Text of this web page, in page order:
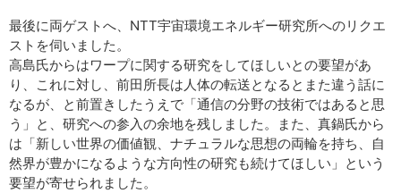
最後に両ゲストへ、NTT宇宙環境エネルギー研究所へのリクエ
ストを伺いました。
高島氏からはワープに関する研究をしてほしいとの要望があ
り、これに対し、前田所長は人体の転送となるとまた違う話に
なるが、と前置きしたうえで「通信の分野の技術ではあると思
う」と、研究への参入の余地を残しました。また、真鍋氏から
は「新しい世界の価値観、ナチュラルな思想の両輪を持ち、自
然界が豊かになるような方向性の研究も続けてほしい」という
要望が寄せられました。